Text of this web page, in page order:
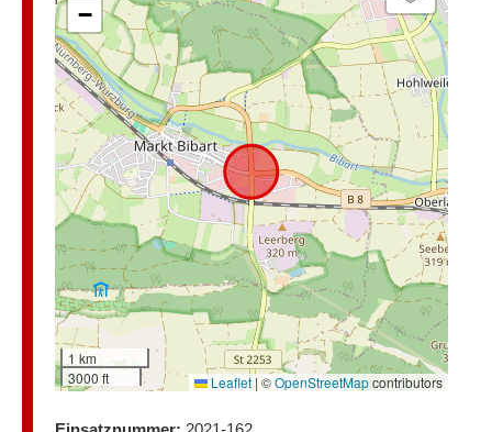
−
1 km
3000 ft
Leaflet | ©OpenStreetMapcontributors